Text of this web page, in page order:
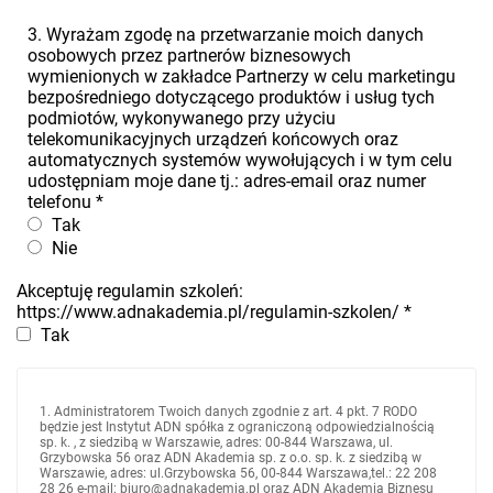
3. Wyrażam zgodę na przetwarzanie moich danych
osobowych przez partnerów biznesowych
wymienionych w zakładce Partnerzy w celu marketingu
bezpośredniego dotyczącego produktów i usług tych
podmiotów, wykonywanego przy użyciu
telekomunikacyjnych urządzeń końcowych oraz
automatycznych systemów wywołujących i w tym celu
udostępniam moje dane tj.: adres-email oraz numer
telefonu *
Tak
Nie
Akceptuję regulamin szkoleń:
https://www.adnakademia.pl/regulamin-szkolen/ *
Tak
1. Administratorem Twoich danych zgodnie z art. 4 pkt. 7 RODO
będzie jest Instytut ADN spółka z ograniczoną odpowiedzialnością
sp. k. , z siedzibą w Warszawie, adres: 00-844 Warszawa, ul.
Grzybowska 56 oraz ADN Akademia sp. z o.o. sp. k. z siedzibą w
Warszawie, adres: ul.Grzybowska 56, 00-844 Warszawa,tel.: 22 208
28 26 e-mail: biuro@adnakademia.pl oraz ADN Akademia Biznesu